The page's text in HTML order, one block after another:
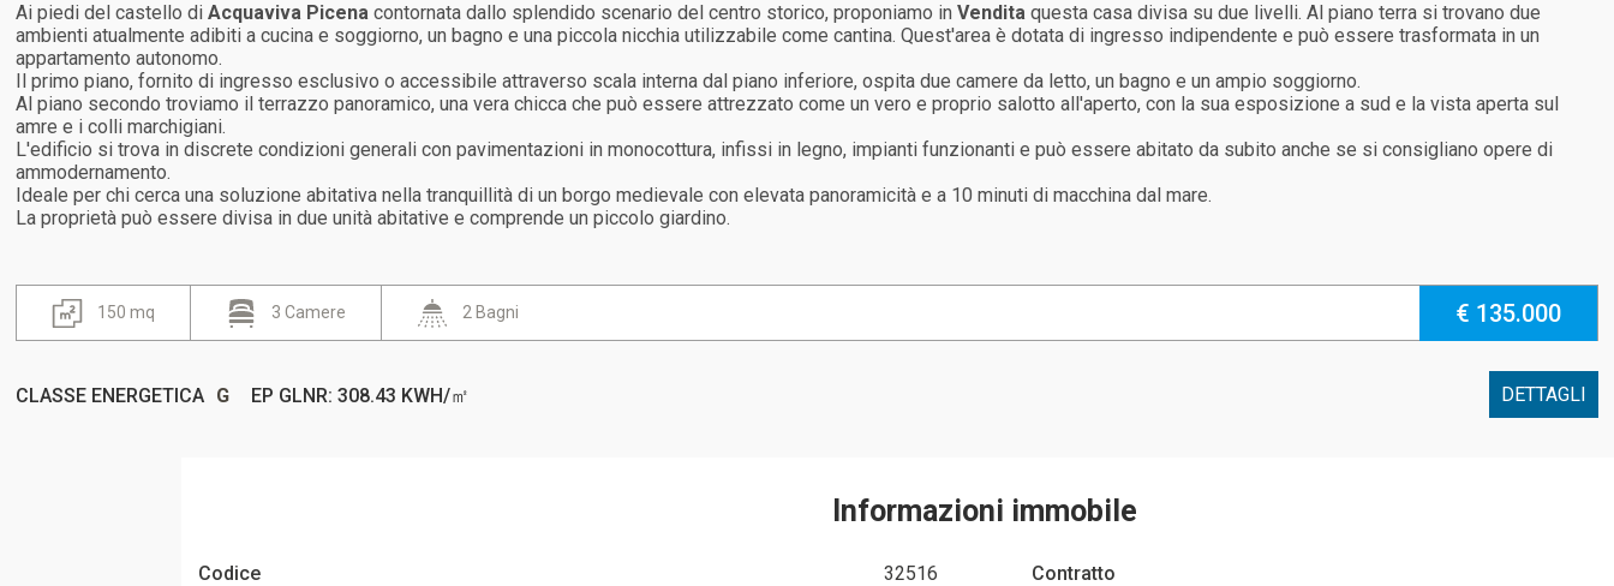
Ai piedi del castello diAcquaviva Picena contornata dallo splendido scenario del centro storico, proponiamo inVendita questa casa divisa su due livelli. Al piano terra si trovano due
ambienti atualmente adibiti a cucina e soggiorno, un bagno e una piccola nicchia utilizzabile come cantina. Quest'area è dotata di ingresso indipendente e può essere trasformata in un
appartamento autonomo.
Il primo piano, fornito di ingresso esclusivo o accessibile attraverso scala interna dal piano inferiore, ospita due camere da letto, un bagno e un ampio soggiorno.
Al piano secondo troviamo il terrazzo panoramico, una vera chicca che può essere attrezzato come un vero e proprio salotto all'aperto, con la sua esposizione a sud e la vista aperta sul
amre e i colli marchigiani.
L'edificio si trova in discrete condizioni generali con pavimentazioni in monocottura, infissi in legno, impianti funzionanti e può essere abitato da subito anche se si consigliano opere di
ammodernamento.
Ideale per chi cerca una soluzione abitativa nella tranquillità di un borgo medievale con elevata panoramicità e a 10 minuti di macchina dal mare.
La proprietà può essere divisa in due unità abitative e comprende un piccolo giardino.
150 mq 3 Camere 2 Bagni € 135.000
CLASSE ENERGETICA G EP GLNR: 308.43 KWH/㎡ DETTAGLI
Informazioni immobile
Codice 32516 Contratto